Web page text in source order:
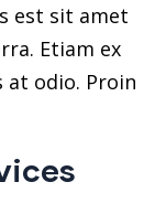
est sit amet
Etiam ex
odio. Proin